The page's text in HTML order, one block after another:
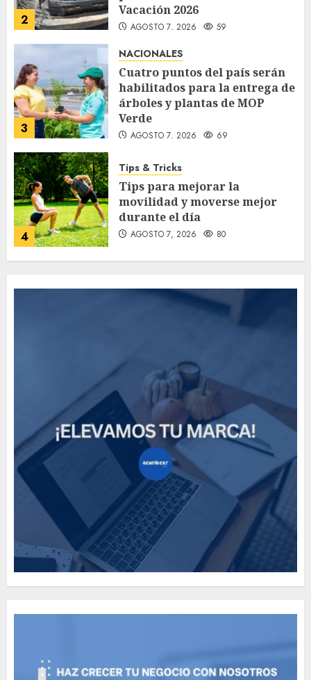
2
Vacación 2026
AGOSTO 7, 2026 59
3
NACIONALES
Cuatro puntos del país serán
habilitados para la entrega de
árboles y plantas de MOP
Verde
AGOSTO 7, 2026 69
4
Tips & Tricks
Tips para mejorar la
movilidad y moverse mejor
durante el día
AGOSTO 7, 2026 80
How Many of These Italian
MAYO 14, 2024 812